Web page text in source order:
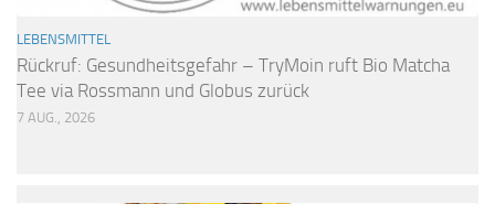
LEBENSMITTEL
Rückruf: Gesundheitsgefahr – TryMoin ruft Bio Matcha
Tee via Rossmann und Globus zurück
7 AUG., 2026